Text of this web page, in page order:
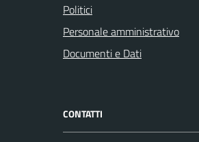
Politici
Personale amministrativo
Documenti e Dati
CONTATTI